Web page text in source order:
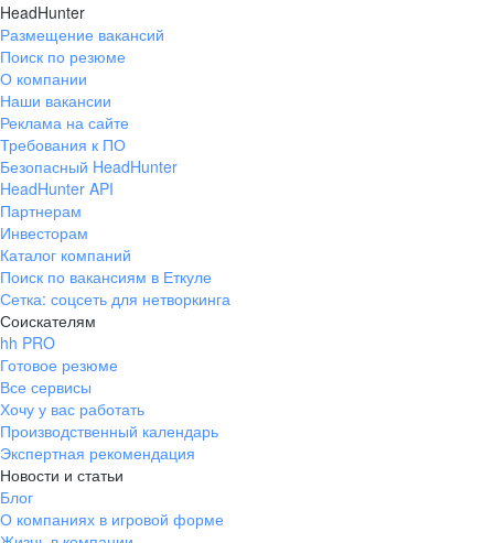
HeadHunter
Размещение вакансий
Поиск по резюме
О компании
Наши вакансии
Реклама на сайте
Требования к ПО
Безопасный HeadHunter
HeadHunter API
Партнерам
Инвесторам
Каталог компаний
Поиск по вакансиям в Еткуле
Сетка: соцсеть для нетворкинга
Соискателям
hh PRO
Готовое резюме
Все сервисы
Хочу у вас работать
Производственный календарь
Экспертная рекомендация
Новости и статьи
Блог
О компаниях в игровой форме